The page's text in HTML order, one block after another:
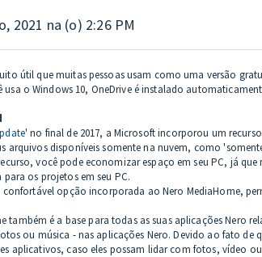
2021 na (o) 2:26 PM
útil que muitas pessoas usam como uma versão
o Windows 10, OneDrive é instalado
' no final de 2017, a Microsoft incorporou um
arquivos disponíveis somente na nuvem, como
você pode economizar espaço em seu PC, já
os projetos em seu PC.
confortável opção incorporada ao Nero MediaHome,
também é a base para todas as suas aplicações Nero
ou música - nas aplicações Nero. Devido ao fato
aplicativos, caso eles possam lidar com fotos, vídeo